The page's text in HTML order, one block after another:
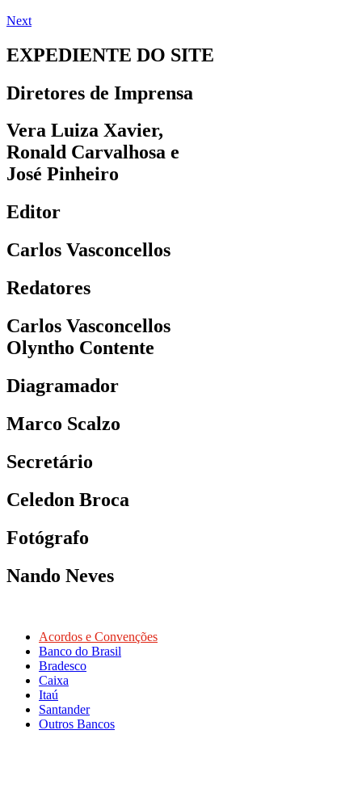
Next
EXPEDIENTE DO SITE
Diretores de Imprensa
Vera Luiza Xavier,
Ronald Carvalhosa e
José Pinheiro
Editor
Carlos Vasconcellos
Redatores
Carlos Vasconcellos
Olyntho Contente
Diagramador
Marco Scalzo
Secretário
Celedon Broca
Fotógrafo
Nando Neves
Acordos e Convenções
Banco do Brasil
Bradesco
Caixa
Itaú
Santander
Outros Bancos